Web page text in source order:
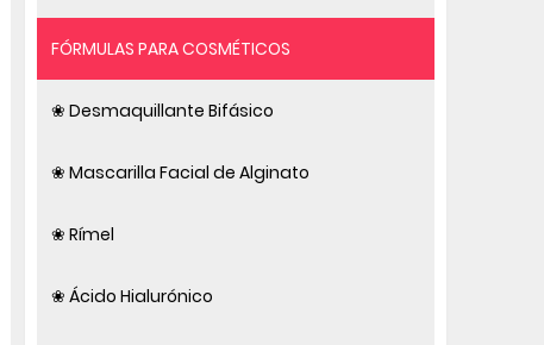
FÓRMULAS PARA COSMÉTICOS
❀ Desmaquillante Bifásico
❀ Mascarilla Facial de Alginato
❀ Rímel
❀ Ácido Hialurónico